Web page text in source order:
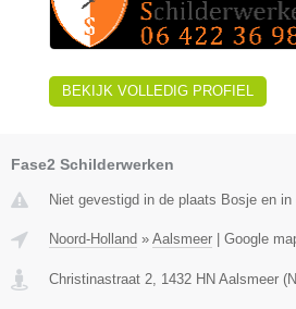
BEKIJK VOLLEDIG PROFIEL
Fase2 Schilderwerken
Niet gevestigd in de plaats Bosje en in
Noord-Holland » Aalsmeer | Google
Christinastraat 2 1432 HN Aalsmeer (